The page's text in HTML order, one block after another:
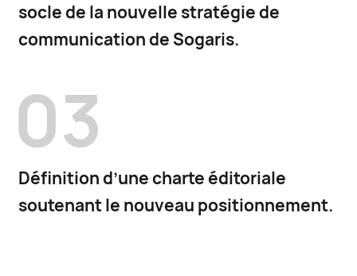
socle de la nouvelle stratégie de
communication de Sogaris.
03
Définition d’une charte éditoriale
soutenant le nouveau positionnement.